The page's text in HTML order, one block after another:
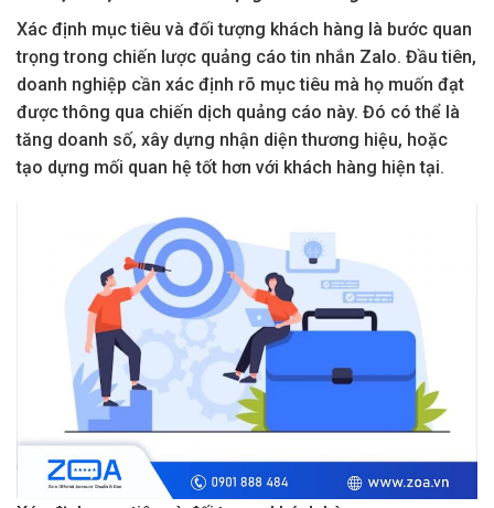
Xác định mục tiêu và đối tượng khách hàng là bước quan
trọng trong chiến lược quảng cáo tin nhắn Zalo. Đầu tiên,
doanh nghiệp cần xác định rõ mục tiêu mà họ muốn đạt
được thông qua chiến dịch quảng cáo này. Đó có thể là
tăng doanh số, xây dựng nhận diện thương hiệu, hoặc
tạo dựng mối quan hệ tốt hơn với khách hàng hiện tại.